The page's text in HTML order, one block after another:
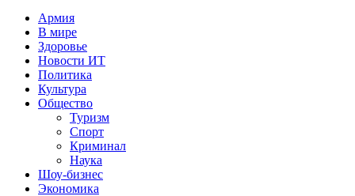
Армия
В мире
Здоровье
Новости ИТ
Политика
Культура
Общество
Туризм
Спорт
Криминал
Наука
Шоу-бизнес
Экономика